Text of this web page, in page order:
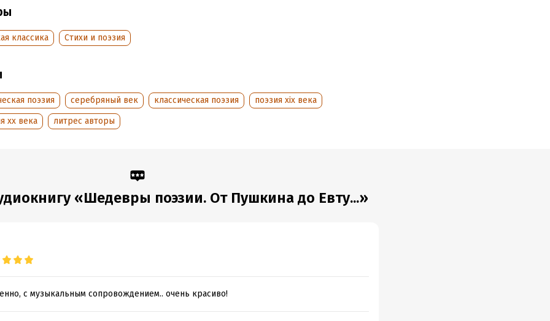
6 октября 2023
классика Cтихи и поэзия
поэзия серебряный век классическая поэзия
поэзия xix века
xx века
литрес авторы
«Шедевры поэзии. От Пушкина до Евту...»
с музыкальным сопровождением.. очень красиво!